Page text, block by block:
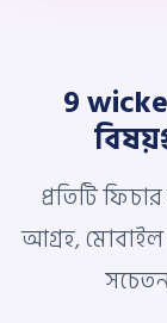
9
প্রতিটি
আগ্রহ, মোবাইল